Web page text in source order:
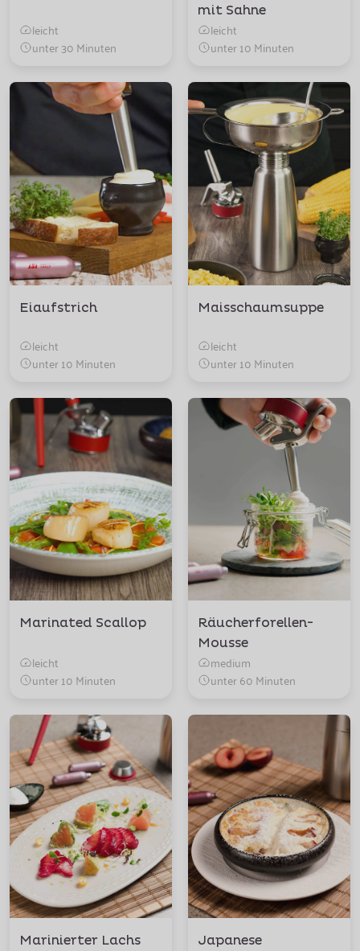
leicht
unter 30 Minuten
mit Sahne
leicht
unter 10 Minuten
Eiaufstrich
leicht
unter 10 Minuten
Maisschaumsuppe
leicht
unter 10 Minuten
Marinated Scallop
leicht
unter 10 Minuten
Räucherforellen-
Mousse
medium
unter 60 Minuten
Marinierter Lachs
Japanese